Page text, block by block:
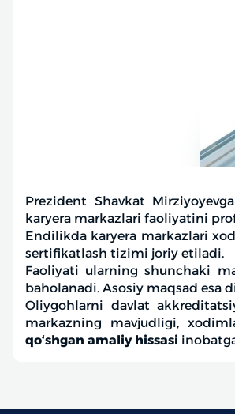
Prezident Shavkat
karyera markazlari faoliyatini
Endilikda karyera markazlari
sertifikatlash tizimi joriy etiladi.
Faoliyati ularning shunchaki
baholanadi. Asosiy maqsad esa
Oliygohlarni davlat
markazning mavjudligi,
qo‘shgan amaliy hissasi